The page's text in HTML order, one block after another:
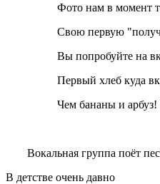
Фото нам в момент
Свою первую
Вы попробуйте на
Первый хлеб куда
Чем бананы и арбуз!
Вокальная группа
В детстве очень давно